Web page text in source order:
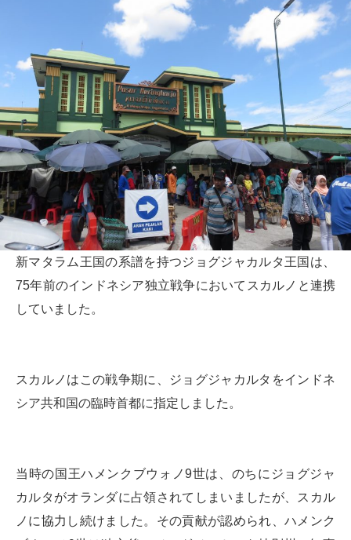
新マタラム王国の系譜を持つジョグジャカルタ王国は、
75年前のインドネシア独立戦争においてスカルノと連携
していました。
スカルノはこの戦争期に、ジョグジャカルタをインドネ
シア共和国の臨時首都に指定しました。
当時の国王ハメンクブウォノ9世は、のちにジョグジャ
カルタがオランダに占領されてしまいましたが、スカル
ノに協力し続けました。その貢献が認められ、ハメンク